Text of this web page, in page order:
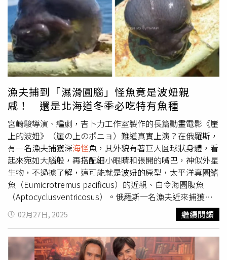
排名第一，成為最受歡迎的遊樂園；六福村以107萬2686人
次位居第四，第五名則為劍湖山世界，全年遊客數達100萬
6092人次。
dle」問候手勢提出抗議，劉在錫更直呼工作人員嚴格又刁
鑽。 Asa玩遊戲完全沒偶包，就怕遭懲罰。（圖／中天提
供）第二輪遊戲，要用嘴巴把水槽裡的水果咬出來，PD卻
笑著說會有比較吃香的人，意指有人的牙齒比較特別，這番
言論引起劉在錫抗議「牙齒怎麼了，就算是凸，又能多凸
啊！」進行遊戲時，劉在錫像動物般爆走，平均3秒就咬出1
顆水果，梁世燦則有如冰河時期的海怪 ，平均2秒咬1顆，
哈哈看了直笑他根本是怪物！輪到Asa挑戰時，劉在錫與池
錫辰像爸爸般在一旁加油並告知訣竅，過程中池錫辰還精神
喊話「你以為活著有這麼容易嗎？戰勝它，打敗它，就是這
樣，上呀！」
漁夫捕到「濕滑圓腦」怪魚竟是波妞親
戚！ 還是北海道冬季必吃特有魚種
宮崎駿導演、編劇，吉卜力工作室製作的長篇動畫電影《崖
上的波妞》（崖の上のポニョ）難道真實上演？在俄羅斯，
有一名漁夫捕獲深海怪魚，其外貌有著巨大圓球狀身體，看
起來宛如大腦般，再搭配細小眼睛和張開的嘴巴，神似外星
生物，不過據了解，這可能就是波妞的原型，太平洋真圓鰭
魚（Eumicrotremus pacificus）的近親、白令海圓腹魚
（Aptocyclusventricosus）。俄羅斯一名漁夫近來捕獲到
一種深海怪 魚 。（圖／翻攝自IG） 從社群平台上的影片可
見，來自俄羅斯的深海漁夫羅曼(Roman Fedortsov) 秀出捕
獲的生物，外型呈現深色，圓狀的身體上可看到許多皺褶，
再搭配擠壓在一起的五官，很像外星人生物，難道這名漁夫
真的捕到外星生物？據了解，羅曼時常在Instagram上分享
02月27日, 2025 繼續閱讀